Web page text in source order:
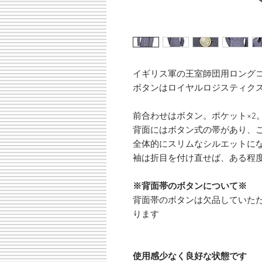
イギリス軍の王室師団用ロング
ボタンはロイヤルロジスティク
前合わせはボタン。ポケット×2
背面にはボタン式の帯があり、
全体的にスリムなシルエットに
袖は折目を付け直せば、ある程
※背面帯のボタンについて※
背面帯のボタンは欠品していた
ります
使用感少なく良好な状態です